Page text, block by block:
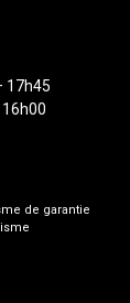
17h45
de garantie